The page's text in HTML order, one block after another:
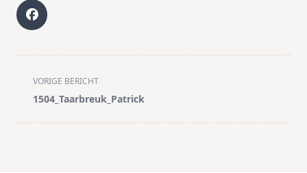
<span
class="nav-
VORIGE BERICHT
1504_Taarbreuk_Patrick